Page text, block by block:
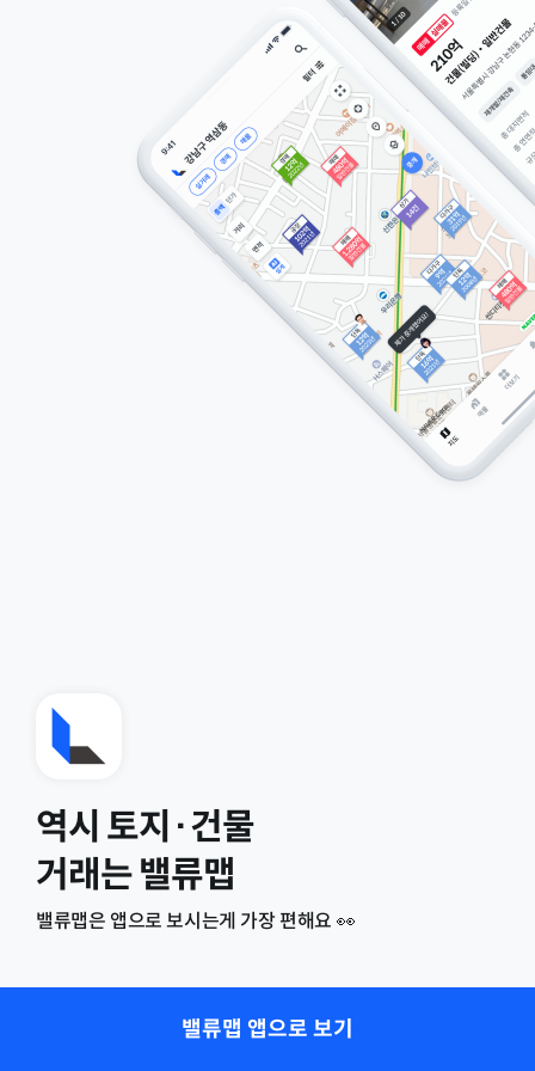
역시 토지·건물
거래는 밸류맵
밸류맵은 앱으로 보시는게 가장 편해요 👀
밸류맵 앱으로 보기